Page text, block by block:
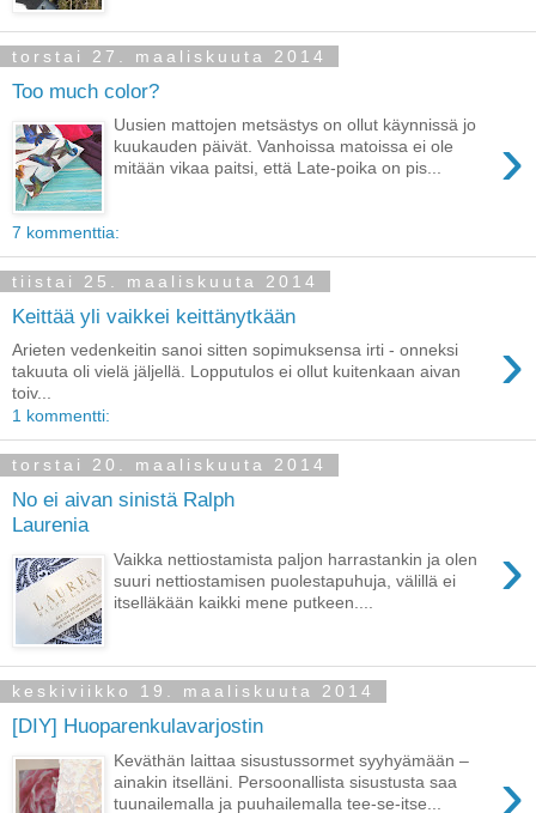
torstai 27. maaliskuuta 2014
Too much color?
›
Uusien mattojen metsästys on ollut käynnissä jo
kuukauden päivät. Vanhoissa matoissa ei ole
mitään vikaa paitsi, että Late-poika on pis...
7 kommenttia:
tiistai 25. maaliskuuta 2014
Keittää yli vaikkei keittänytkään
›
Arieten vedenkeitin sanoi sitten sopimuksensa irti - onneksi
takuuta oli vielä jäljellä. Lopputulos ei ollut kuitenkaan aivan
toiv...
1 kommentti:
torstai 20. maaliskuuta 2014
No ei aivan sinistä Ralph
Laurenia
›
Vaikka nettiostamista paljon harrastankin ja olen
suuri nettiostamisen puolestapuhuja, välillä ei
itselläkään kaikki mene putkeen....
keskiviikko 19. maaliskuuta 2014
[DIY] Huoparenkulavarjostin
›
Keväthän laittaa sisustussormet syyhyämään –
ainakin itselläni. Persoonallista sisustusta saa
tuunailemalla ja puuhailemalla tee-se-itse...